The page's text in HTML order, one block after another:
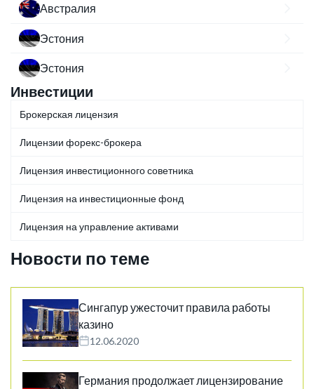
Австралия
Эстония
Эстония
Инвестиции
Брокерская лицензия
Лицензии форекс-брокера
Лицензия инвестиционного советника
Лицензия на инвестиционные фонд
Лицензия на управление активами
Новости по теме
Сингапур ужесточит правила работы
казино
12.06.2020
Германия продолжает лицензирование